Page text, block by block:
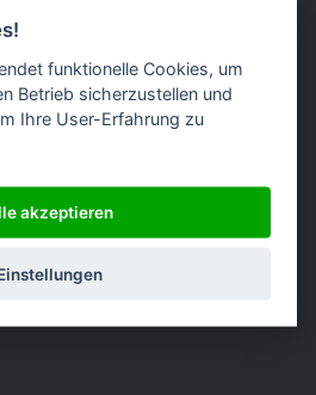
Sonstiges
funktionelle Cookies, um
Betrieb sicherzustellen und
Ihre User-Erfahrung zu
akzeptieren